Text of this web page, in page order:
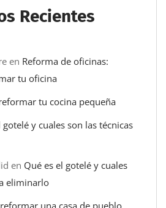
Recientes
en Reforma de oficinas:
tu oficina
tu cocina pequeña
gotelé y cuales son las técnicas
en Qué es el gotelé y cuales
eliminarlo
una casa de pueblo